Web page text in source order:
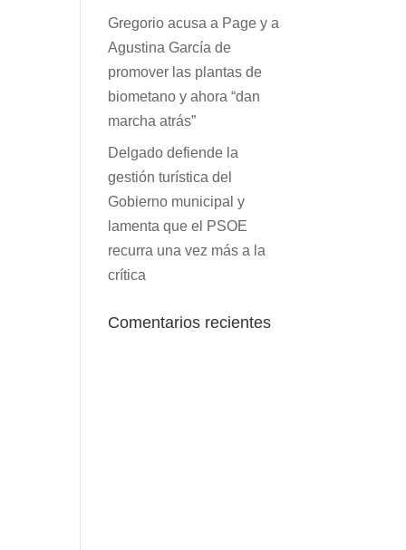
Gregorio acusa a Page y a
Agustina García de
promover las plantas de
biometano y ahora “dan
marcha atrás”
Delgado defiende la
gestión turística del
Gobierno municipal y
lamenta que el PSOE
recurra una vez más a la
crítica
Comentarios recientes